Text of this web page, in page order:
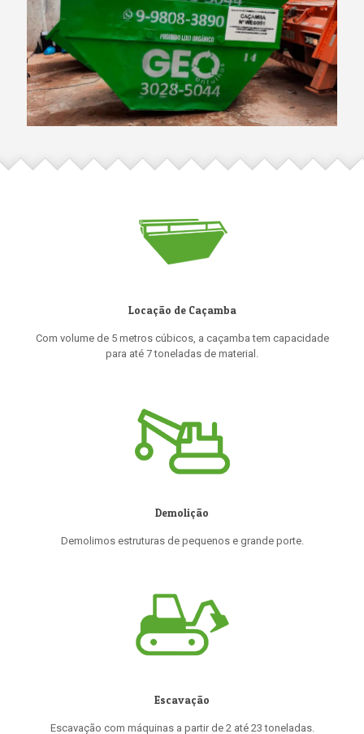
Locação de Caçamba
Com volume de 5 metros cúbicos, a caçamba tem capacidade
para até 7 toneladas de material.
Demolição
Demolimos estruturas de pequenos e grande porte.
Escavação
Escavação com máquinas a partir de 2 até 23 toneladas.